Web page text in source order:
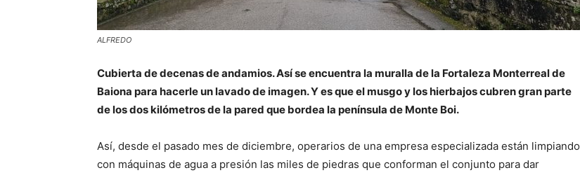
ALFREDO
Cubierta de decenas de andamios. Así se encuentra la muralla de la Fortaleza Monterreal de
Baiona para hacerle un lavado de imagen. Y es que el musgo y los hierbajos cubren gran parte
de los dos kilómetros de la pared que bordea la península de Monte Boi.
Así, desde el pasado mes de diciembre, operarios de una empresa especializada están limpiando
con máquinas de agua a presión las miles de piedras que conforman el conjunto para dar